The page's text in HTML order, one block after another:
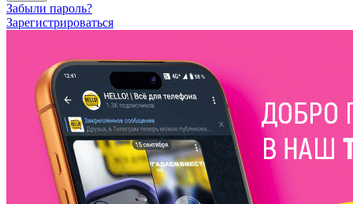
Забыли пароль?
Зарегистрироваться